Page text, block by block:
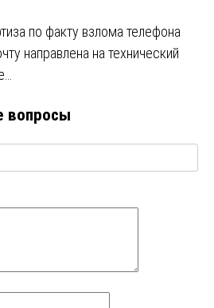
по факту взлома телефона
направлена на технический
вопросы